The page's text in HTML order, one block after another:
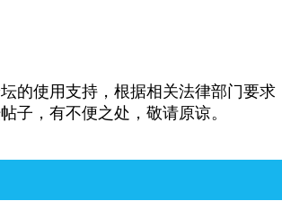
的使用支持，根据相关法律部门要
子，有不便之处，敬请原谅。